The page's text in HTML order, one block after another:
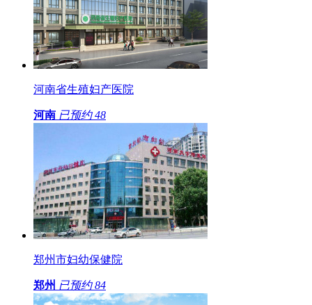
河南省生殖妇产医院
河南 已预约 48
郑州市妇幼保健院
郑州 已预约 84